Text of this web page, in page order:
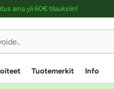
aina yli 60€ tilauksiin!
Tuotemerkit Info